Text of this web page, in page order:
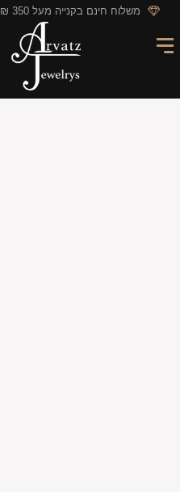
לתוכן משלוח חינם בקנייה מעל 350 ₪